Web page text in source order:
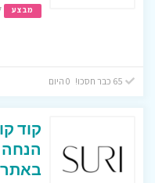
מבצע
באתר